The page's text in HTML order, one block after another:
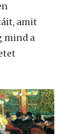
amit
mind a